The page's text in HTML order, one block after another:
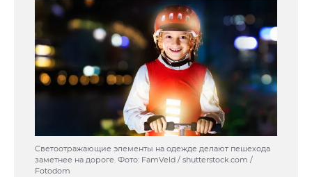
Светоотражающие элементы на одежде делают пешехода
заметнее на дороге. Фото: FamVeld / shutterstock.com /
Fotodom